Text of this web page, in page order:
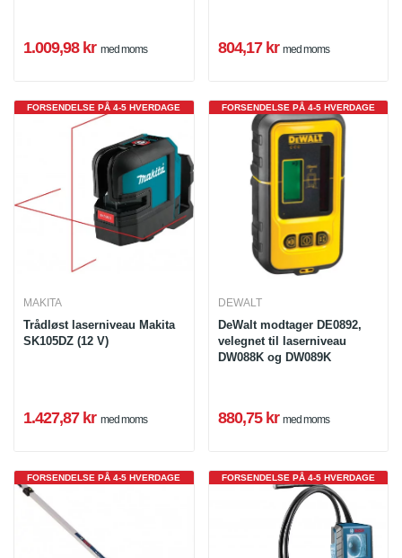
1.009,98 kr med moms 804,17 kr med moms
FORSENDELSE PÅ 4-5 HVERDAGE
MAKITA
Trådløst laserniveau Makita
SK105DZ (12 V)
1.427,87 kr med moms
FORSENDELSE PÅ 4-5 HVERDAGE
DEWALT
DeWalt modtager DE0892,
velegnet til laserniveau
DW088K og DW089K
880,75 kr med moms
FORSENDELSE PÅ 4-5 HVERDAGE FORSENDELSE PÅ 4-5 HVERDAGE